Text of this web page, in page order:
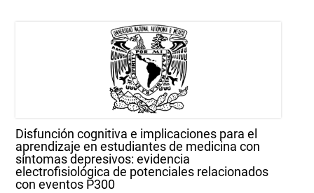
Disfunción cognitiva e implicaciones para el
aprendizaje en estudiantes de medicina con
síntomas depresivos: evidencia
electrofisiológica de potenciales relacionados
con eventos P300